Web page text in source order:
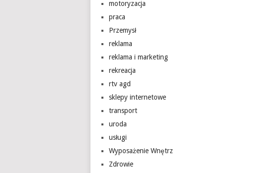
motoryzacja
praca
Przemysł
reklama
reklama i marketing
rekreacja
rtv agd
sklepy internetowe
transport
uroda
usługi
Wyposażenie Wnętrz
Zdrowie